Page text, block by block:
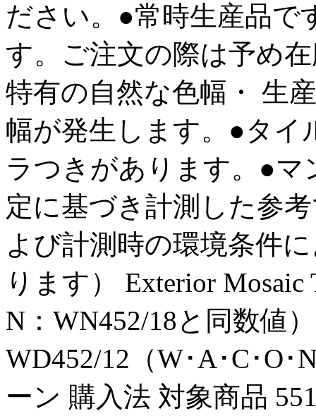
ださい。●常時生産品で
す。ご注文の際は予め
特有の自然な色幅・ 生
幅が発生します。●タイ
ラつきがあります。●
定に基づき計測した参
よび計測時の環境条件
ります） Exterior
N：WN452/18と同数値
WD452/12（W･A･C･O･
ーン 購入法 対象商品